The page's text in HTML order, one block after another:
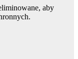
aby